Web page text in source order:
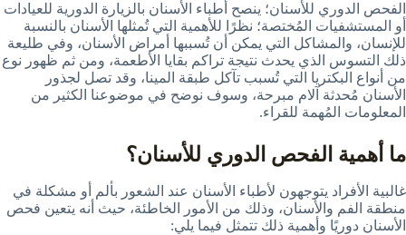
الفحص الدوري للأسنان؛ ينصح أطباء الأسنان بالزيارة الدورية للعيادات
أو المستشفيات المُختصة؛ نظرًا للأهمية التي تُمثلها الأسنان بالنسبة
للإنسان، والمشاكل التي يمكن أن تُسببها أمراض الأسنان، وفي طليعة
ذلك التسوس الذي يحدث نتيجة تراكم بقايا الأطعمة، ومن ثم ظهور نوع
من أنواع البكتريا التي تُسبب تآكل طبقة المينا، وقد تصل لجذور
الأسنان مُحدثة آلام مبرحة، وسوف نوضح في موضوعنا الكثير من
المعلومات المُهمة للقراء.
ما أهمية الفحص الدوري للأسنان؟
غالبية الأفراد يتوجهون لأطباء الأسنان عند الشعور بألم أو مشكلة في
منطقة الفم والأسنان، وذلك من الأمور الخاطئة، حيث أنه يتعين فحص
الأسنان دوريًا وأهمية ذلك تتمثل فيما يلي: